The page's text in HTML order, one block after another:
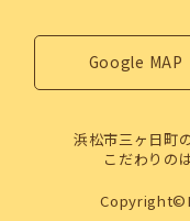
Google MAP
浜松市三ヶ日町
こだわりの